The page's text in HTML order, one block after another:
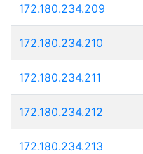
172.180.234.209
172.180.234.210
172.180.234.211
172.180.234.212
172.180.234.213